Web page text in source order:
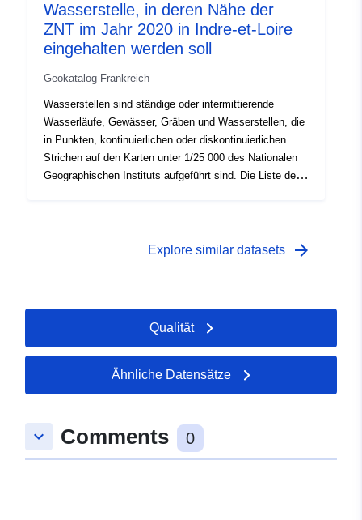
tragen.Pflanzengesundheitliche Behandlung:
Unbehandelte Zonen (ZNT)
Wasserstelle, in deren Nähe der
ZNT im Jahr 2020 in Indre-et-Loire
eingehalten werden soll
Geokatalog Frankreich
Wasserstellen sind ständige oder intermittierende
Wasserläufe, Gewässer, Gräben und Wasserstellen, die
in Punkten, kontinuierlichen oder diskontinuierlichen
Strichen auf den Karten unter 1/25 000 des Nationalen
Geographischen Instituts aufgeführt sind. Die Liste der
besonderen örtlichen Gegebenheiten Rechnung zu
Explore similar datasets arrow_forward
Qualität
Ähnliche Datensätze
keyboard_arrow_down Comments 0